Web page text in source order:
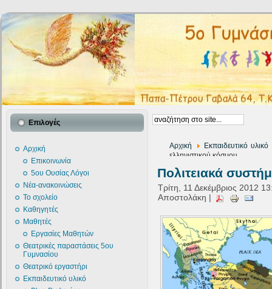
Επιλογές
Αρχική
Επικοινωνία
5ου Ουσίας Λόγοι
Νέα-ανακοινώσεις
Το σχολείο
Καθηγητές
Μαθητές
Εργασίες Μαθητών
Θεατρικές παραστάσεις 5ου
Γυμνασίου
Θεατρικό εργαστήρι
Εκπαιδευτικό υλικό
Αρχική
Εκπαιδευτικό υλικό
ελληνιστικού κόσμου
Πολιτειακά
Τρίτη, 11 Δεκέμβριος 2012
Αποστολάκη |